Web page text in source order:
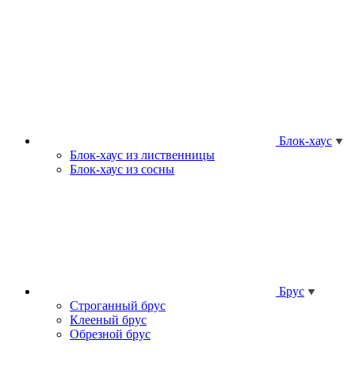
Блок-хаус
Блок-хаус из лиственницы
Блок-хаус из сосны
Брус
Строганный брус
Клееный брус
Обрезной брус